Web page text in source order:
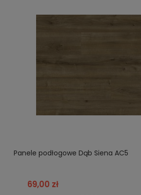
Panele podłogowe Dąb Siena AC5
69,00 zł